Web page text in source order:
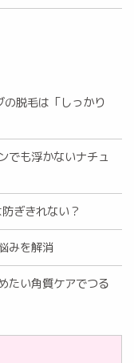
の脱毛は「しっかり
でも浮かないナチュ
ぎきれない？
みを解消
たい角質ケアでつる